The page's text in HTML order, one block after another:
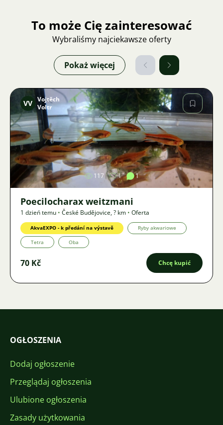
To może Cię zainteresować
Wybraliśmy najciekawsze oferty
Pokaż więcej
Zdjęcie
VV Vojtěch
Voltr
117 1 1
Poecilocharax weitzmani
1 dzień temu • České Budějovice,? km • Oferta
AkvaEXPO - k předání na výstavě Ryby akwariowe
Tetra Oba
70 Kč Chcę kupić
OGŁOSZENIA
Dodaj ogłoszenie
Przeglądaj ogłoszenia
Ulubione ogłoszenia
Zasady użytkowania